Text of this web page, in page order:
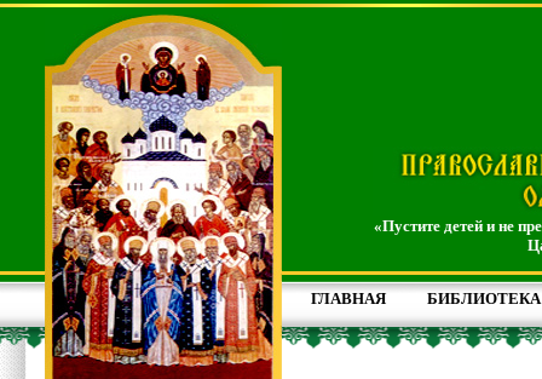
«Пустите детей и не
ГЛАВНАЯ БИБЛИОТЕКА